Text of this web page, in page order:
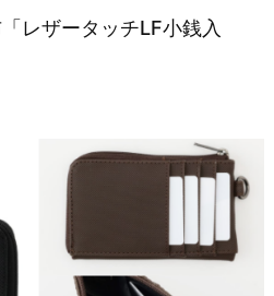
レザータッチLF小銭入